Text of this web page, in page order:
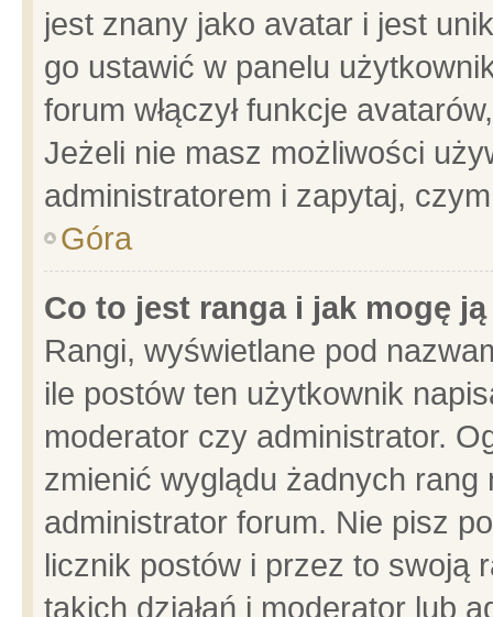
jest znany jako avatar i jest
go ustawić w panelu
forum włączył funkcje
Jeżeli nie masz możliwości
administratorem i zapytaj,
Góra
Co to jest ranga i jak mogę
Rangi, wyświetlane pod
ile postów ten użytkownik
moderator czy administrator.
zmienić wyglądu żadnych
administrator forum. Nie pisz
licznik postów i przez to swoją
takich działań i moderator lub